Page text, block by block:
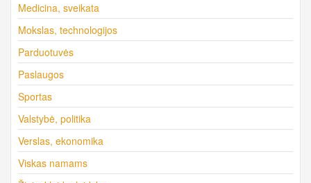
Medicina, sveikata
Mokslas, technologijos
Parduotuvės
Paslaugos
Sportas
Valstybė, politika
Verslas, ekonomika
Viskas namams